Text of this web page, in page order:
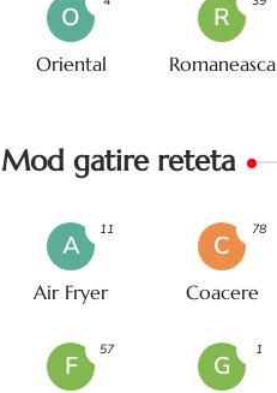
O
Oriental
R
Romaneasca
Mod gatire reteta
A
Air Fryer
11
C
Coacere
78
F
57
G
1